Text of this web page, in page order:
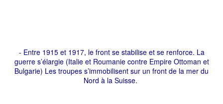
- Entre 1915 et 1917, le front se stabilise et se renforce. La
guerre s’élargie (Italie et Roumanie contre Empire Ottoman et
Bulgarie) Les troupes s’immobilisent sur un front de la mer du
Nord à la Suisse.